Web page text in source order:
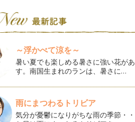
～浮かべて涼を～
暑い夏でも楽しめる暑さに強い花が
す。南国生まれのランは、暑さに…
雨にまつわるトリビア
気分が憂鬱になりがちな雨の季節・